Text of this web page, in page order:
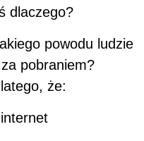
dlaczego?
powodu ludzie
pobraniem?
że: